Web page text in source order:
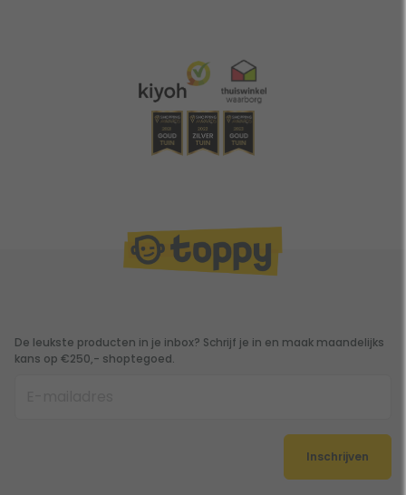
De leukste producten in je inbox? Schrijf je in en maak maandelijks
kans op €250,- shoptegoed.
Inschrijven